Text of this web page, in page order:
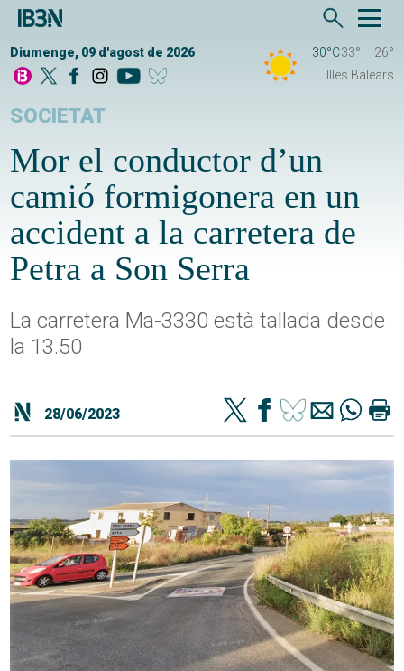
Diumenge, 09 d'agost de 2026 30°C33°
26°
Illes Balears
SOCIETAT
Mor el conductor d’un
camió formigonera en un
accident a la carretera de
Petra a Son Serra
La carretera Ma-3330 està tallada desde
la 13.50
28/06/2023